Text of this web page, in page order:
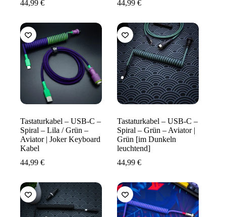
44,99 € 44,99€
Tastaturkabel – USB-C –
Spiral – Lila / Grün –
Aviator | Joker Keyboard
Kabel
44,99 €
Tastaturkabel – USB-C –
Spiral – Grün – Aviator |
Grün [im Dunkeln
leuchtend]
44,99€